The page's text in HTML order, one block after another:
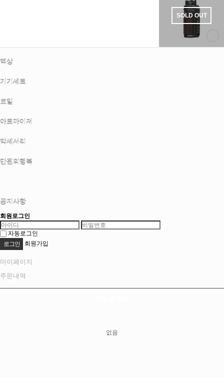
SOLD OUT
액상
기기세트
코일
아토마이저
악세서리
만원의행복
공지사항
회원로그인
자동로그인
회원가입
마이페이지
주문내역
없음